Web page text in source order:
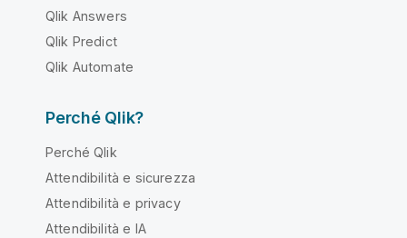
Qlik Answers
Qlik Predict
Qlik Automate
Perché Qlik?
Perché Qlik
Attendibilità e sicurezza
Attendibilità e privacy
Attendibilità e IA